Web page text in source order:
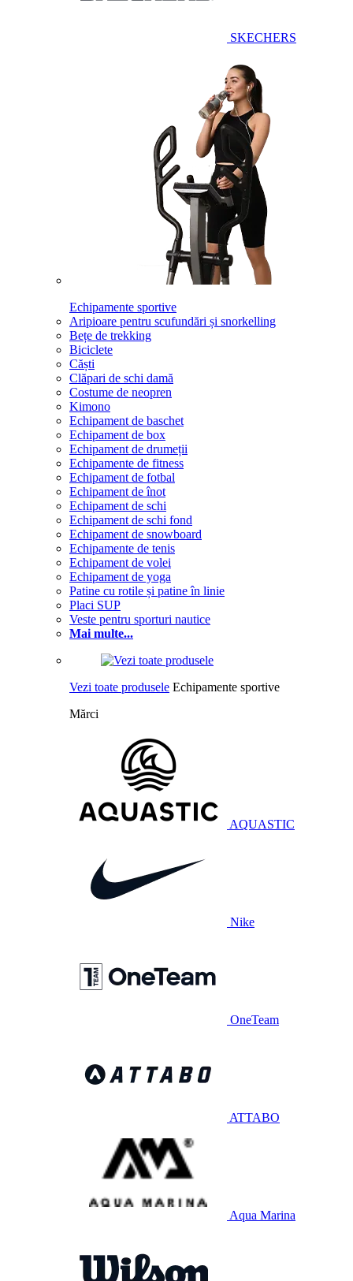
SKECHERS
Echipamente sportive
Aripioare pentru scufundări și snorkelling
Bețe de trekking
Biciclete
Căști
Clăpari de schi damă
Costume de neopren
Kimono
Echipament de baschet
Echipament de box
Echipament de drumeții
Echipamente de fitness
Echipament de fotbal
Echipament de înot
Echipament de schi
Echipament de schi fond
Echipament de snowboard
Echipamente de tenis
Echipament de volei
Echipament de yoga
Patine cu rotile și patine în linie
Placi SUP
Veste pentru sporturi nautice
Mai multe...
Vezi toate produsele Echipamente sportive
Mărci
AQUASTIC
Nike
OneTeam
ATTABO
Aqua Marina